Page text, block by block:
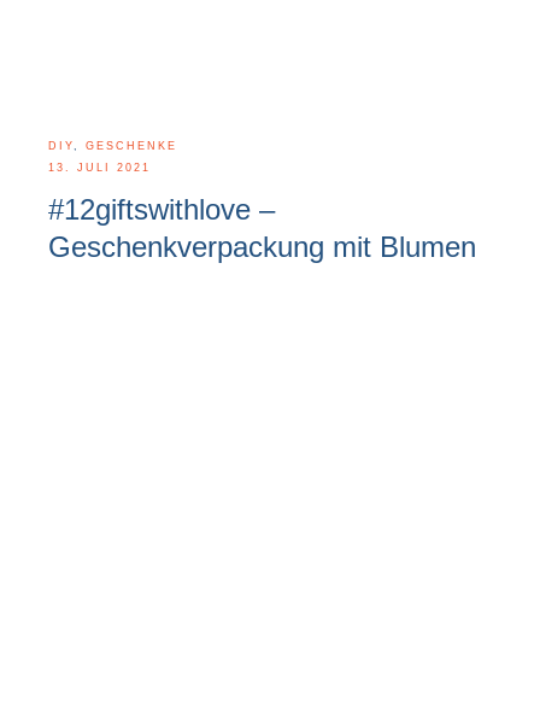
DIY
GESCHENKE
13. JULI 2021
#12giftswithlove –
Geschenkverpackung mit Blumen